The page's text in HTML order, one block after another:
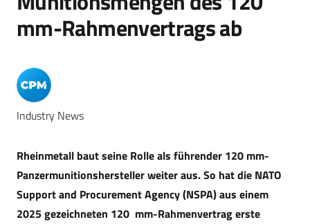
mm-Rahmenvertrags ab
Industry News
Rheinmetall baut seine Rolle als führender 120 mm-
Panzermunitionshersteller weiter aus. So hat die NATO
Support and Procurement Agency (NSPA) aus einem
2025 gezeichneten 120 mm-Rahmenvertrag erste